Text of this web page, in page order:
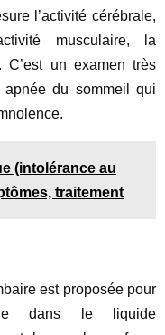
l’activité cérébrale,
musculaire, la
C’est un examen très
du sommeil qui
(intolérance au
traitement
est proposée pour
dans le liquide